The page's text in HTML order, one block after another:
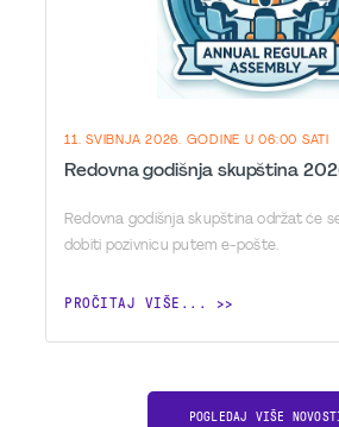
11. SVIBNJA 2026. GODINE U 06:00 SATI
Redovna godišnja skupština
Redovna godišnja skupština održat će
dobiti pozivnicu putem e-pošte.
PROČITAJ VIŠE...
POGLEDAJ VIŠE